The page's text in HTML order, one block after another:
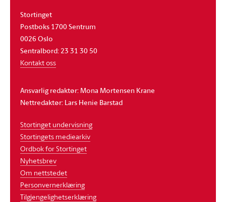
Stortinget
Postboks 1700 Sentrum
0026 Oslo
Sentralbord: 23 31 30 50
Kontakt oss
Ansvarlig redaktør: Mona Mortensen Krane
Nettredaktør: Lars Henie Barstad
Stortinget undervisning
Stortingets mediearkiv
Ordbok for Stortinget
Nyhetsbrev
Om nettstedet
Personvernerklæring
Tilgjengelighetserklæring